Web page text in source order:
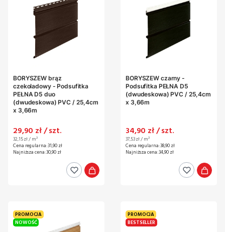
BORYSZEW brąz
czekoladowy - Podsufitka
PEŁNA D5 duo
(dwudeskowa) PVC / 25,4cm
x 3,66m
Cena promocyjna
29,90 zł / szt.
Cena jednostkowa
32,15 zł / m²
Cena regularna:31,90 zł
Najniższa cena:30,90 zł
BORYSZEW czarny -
Podsufitka PEŁNA D5
(dwudeskowa) PVC / 25,4cm
x 3,66m
Cena promocyjna
34,90 zł / szt.
Cena jednostkowa
37,53 zł / m²
Cena regularna:38,90 zł
Najniższa cena:34,90 zł
PROMOCJA
NOWOŚĆ
PROMOCJA
BESTSELLER